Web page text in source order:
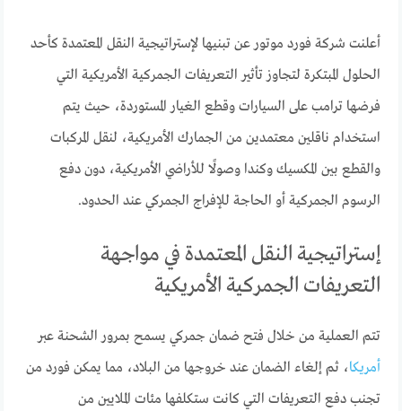
أعلنت شركة فورد موتور عن تبنيها لإستراتيجية النقل المعتمدة كأحد
الحلول المبتكرة لتجاوز تأثير التعريفات الجمركية الأمريكية التي
فرضها ترامب على السيارات وقطع الغيار المستوردة، حيث يتم
استخدام ناقلين معتمدين من الجمارك الأمريكية، لنقل المركبات
والقطع بين المكسيك وكندا وصولًا للأراضي الأمريكية، دون دفع
الرسوم الجمركية أو الحاجة للإفراج الجمركي عند الحدود.
إستراتيجية النقل المعتمدة في مواجهة
التعريفات الجمركية الأمريكية
تتم العملية من خلال فتح ضمان جمركي يسمح بمرور الشحنة عبر
أمريكا، ثم إلغاء الضمان عند خروجها من البلاد، مما يمكن فورد من
تجنب دفع التعريفات التي كانت ستكلفها مئات الملايين من